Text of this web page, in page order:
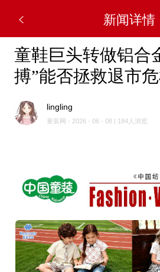
新闻详情
童鞋巨头转做铝合
搏”能否拯救退市危
lingling
童装网 - 2026 - 06 - 08 | 184人浏览